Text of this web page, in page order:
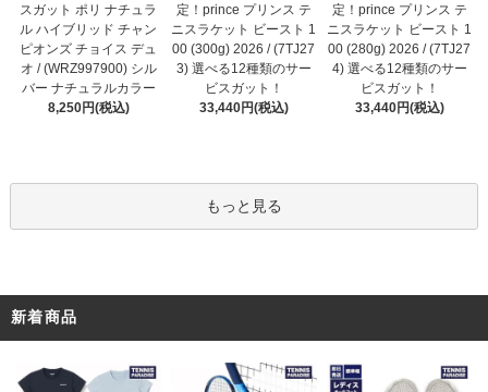
スガット ポリ ナチュラ
ル ハイブリッド チャン
ピオンズ チョイス デュ
オ / (WRZ997900) シル
バー ナチュラルカラー
8,250円(税込)
定！prince プリンス テ
ニスラケット ビースト 1
00 (300g) 2026 / (7TJ27
3) 選べる12種類のサー
ビスガット！
33,440円(税込)
定！prince プリンス テ
ニスラケット ビースト 1
00 (280g) 2026 / (7TJ27
4) 選べる12種類のサー
ビスガット！
33,440円(税込)
もっと見る
新着商品